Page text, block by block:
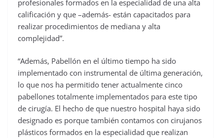
profesionales formados en la especialidad de una alta
calificación y que –además- están capacitados para
realizar procedimientos de mediana y alta
complejidad”.
“Además, Pabellón en el último tiempo ha sido
implementado con instrumental de última generación,
lo que nos ha permitido tener actualmente cinco
pabellones totalmente implementados para este tipo
de cirugía. El hecho de que nuestro hospital haya sido
designado es porque también contamos con cirujanos
plásticos formados en la especialidad que realizan